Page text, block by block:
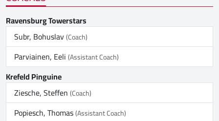
Ravensburg Towerstars
Subr, Bohuslav(Coach)
Parviainen, Eeli(Assistant Coach)
Krefeld Pinguine
Ziesche, Steffen(Coach)
Popiesch, Thomas(Assistant Coach)